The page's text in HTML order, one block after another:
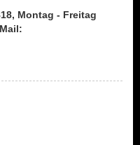
Montag - Freitag